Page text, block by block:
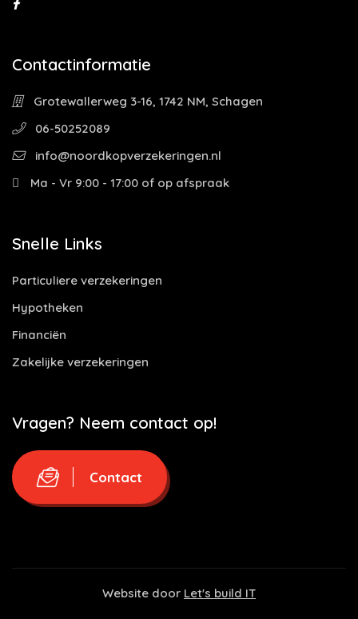
Contactinformatie
Grotewallerweg 3-16, 1742 NM, Schagen
06-50252089
info@noordkopverzekeringen.nl
Ma - Vr 9:00 - 17:00 of op afspraak
Snelle Links
Particuliere verzekeringen
Hypotheken
Financiën
Zakelijke verzekeringen
Vragen? Neem contact op!
Contact
Website door Let's build IT